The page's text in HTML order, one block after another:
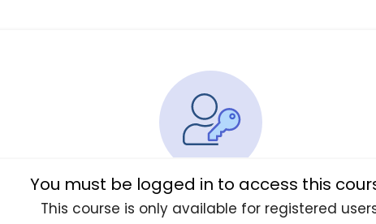
You must be logged in to access this
This course is only available for registered